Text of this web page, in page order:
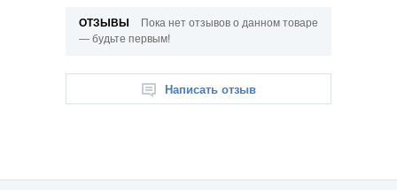
ОТЗЫВЫ
Пока нет отзывов о данном товаре
— будьте первым!
Написать отзыв